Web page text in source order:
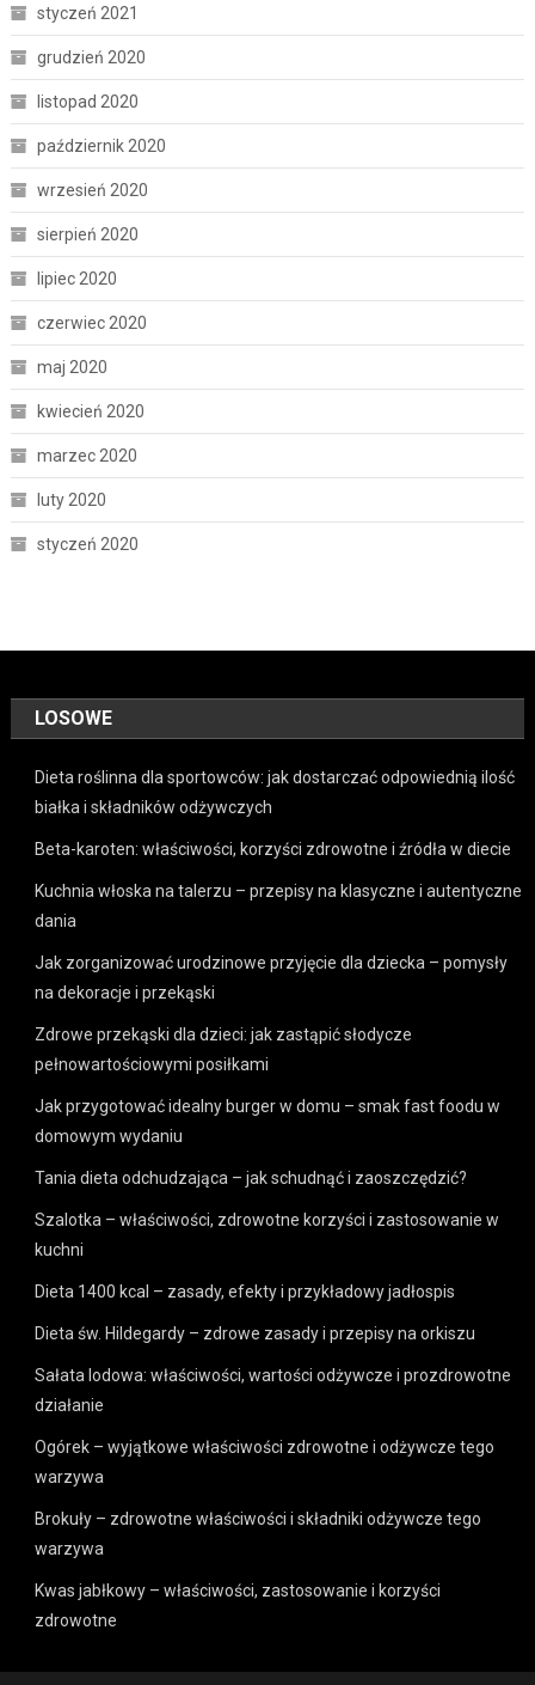
styczeń 2021
grudzień 2020
listopad 2020
październik 2020
wrzesień 2020
sierpień 2020
lipiec 2020
czerwiec 2020
maj 2020
kwiecień 2020
marzec 2020
luty 2020
styczeń 2020
LOSOWE
Dieta roślinna dla sportowców: jak dostarczać odpowiednią ilość
białka i składników odżywczych
Beta-karoten: właściwości, korzyści zdrowotne i źródła w diecie
Kuchnia włoska na talerzu – przepisy na klasyczne i autentyczne
dania
Jak zorganizować urodzinowe przyjęcie dla dziecka – pomysły
na dekoracje i przekąski
Zdrowe przekąski dla dzieci: jak zastąpić słodycze
pełnowartościowymi posiłkami
Jak przygotować idealny burger w domu – smak fast foodu w
domowym wydaniu
Tania dieta odchudzająca – jak schudnąć i zaoszczędzić?
Szalotka – właściwości, zdrowotne korzyści i zastosowanie w
kuchni
Dieta 1400 kcal – zasady, efekty i przykładowy jadłospis
Dieta św. Hildegardy – zdrowe zasady i przepisy na orkiszu
Sałata lodowa: właściwości, wartości odżywcze i prozdrowotne
działanie
Ogórek – wyjątkowe właściwości zdrowotne i odżywcze tego
warzywa
Brokuły – zdrowotne właściwości i składniki odżywcze tego
warzywa
Kwas jabłkowy – właściwości, zastosowanie i korzyści
zdrowotne